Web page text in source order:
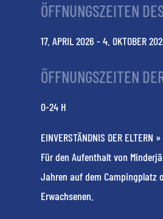
ÖFFNUNGSZEITEN
17. APRIL 2026 - 4. OKTOBER
ÖFFNUNGSZEITEN
0-24 H
EINVERSTÄNDNIS DER ELTERN »
Für den Aufenthalt von
Jahren auf dem Campingplatz
Erwachsenen.